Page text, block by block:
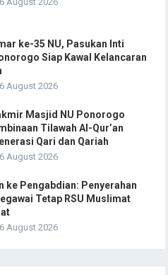
ke-35 NU, Pasukan Inti
Siap Kawal Kelancaran
August 2026
Masjid NU Ponorogo
Tilawah Al-Qur’an
Qari dan Qariah
August 2026
ke Pengabdian: Penyerahan
Tetap RSU Muslimat
August 2026